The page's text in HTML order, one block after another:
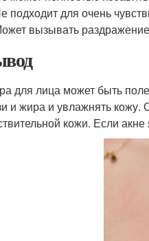
подходит для очень
вызывать
для лица может быть
и жира и увлажнять кожу.
кожи. Если